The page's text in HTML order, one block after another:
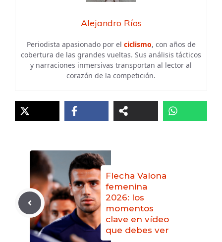
Alejandro Ríos
Periodista apasionado por el ciclismo, con años de
cobertura de las grandes vueltas. Sus análisis tácticos
y narraciones inmersivas transportan al lector al
corazón de la competición.
Flecha Valona
femenina
2026: los
momentos
clave en vídeo
que debes ver